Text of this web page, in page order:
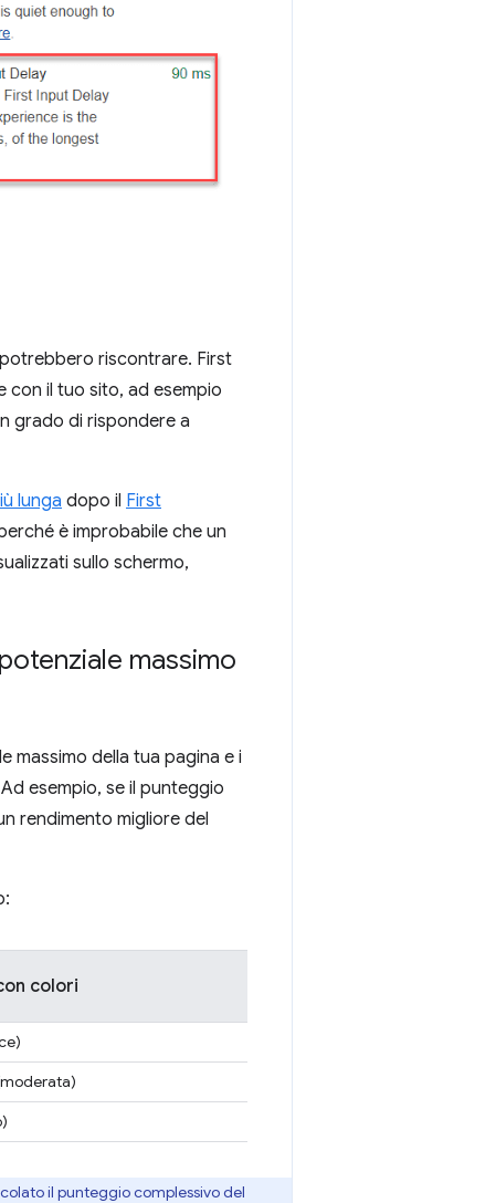
riscontrare. First
con il tuo sito, ad esempio
grado di rispondere a
lunga dopo il First
è improbabile che un
sullo schermo,
massimo
massimo della tua pagina e i
esempio, se il punteggio
rendimento migliore del
colori
il punteggio complessivo del